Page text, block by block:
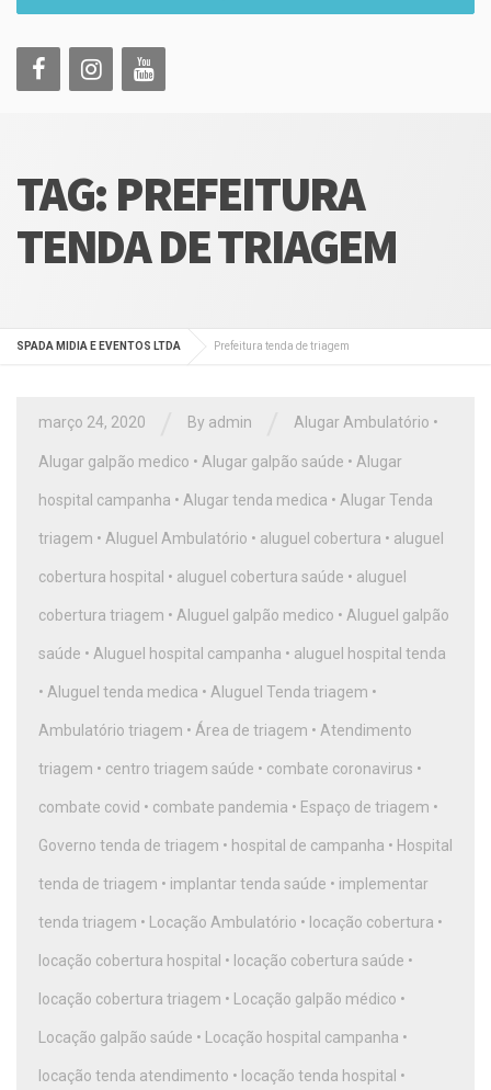
TAG: PREFEITURA
TENDA DE TRIAGEM
SPADA MIDIA E EVENTOS LTDA Prefeitura tenda de triagem
março 24, 2020 By admin Alugar Ambulatório •
Alugar galpão medico • Alugar galpão saúde • Alugar
hospital campanha • Alugar tenda medica • Alugar Tenda
triagem • Aluguel Ambulatório • aluguel cobertura • aluguel
cobertura hospital • aluguel cobertura saúde • aluguel
cobertura triagem • Aluguel galpão medico • Aluguel galpão
saúde • Aluguel hospital campanha • aluguel hospital tenda
• Aluguel tenda medica • Aluguel Tenda triagem •
Ambulatório triagem • Área de triagem • Atendimento
triagem • centro triagem saúde • combate coronavirus •
combate covid • combate pandemia • Espaço de triagem •
Governo tenda de triagem • hospital de campanha • Hospital
tenda de triagem • implantar tenda saúde • implementar
tenda triagem • Locação Ambulatório • locação cobertura •
locação cobertura hospital • locação cobertura saúde •
locação cobertura triagem • Locação galpão médico •
Locação galpão saúde • Locação hospital campanha •
locação tenda atendimento • locação tenda hospital •